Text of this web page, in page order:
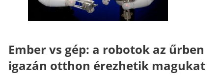
Ember vs gép: a robotok az űrben
igazán otthon érezhetik magukat